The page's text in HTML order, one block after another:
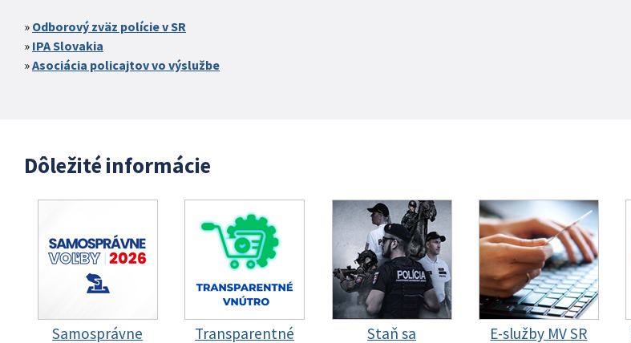
Odborový zväz polície v SR
IPA Slovakia
Asociácia policajtov vo výslužbe
Dôležité informácie
Samosprávne
Transparentné
Staň sa
E-služby MV SR